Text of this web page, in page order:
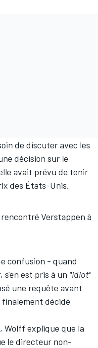
de discuter avec les
décision sur le
avait prévu de tenir
des États-Unis.
Verstappen à
confusion - quand
est pris à un "idiot"
une requête avant
décidé
Wolff explique que la
le directeur non-